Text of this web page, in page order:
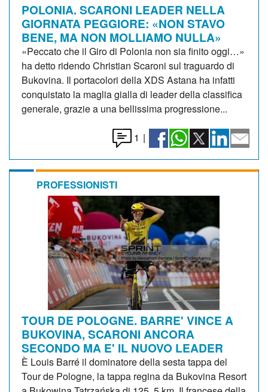
POLONIA. SCARONI LEADER NELLA
GIORNATA PEGGIORE: «NON STAVO
BENE, MA NON MOLLIAMO NULLA»
«Peccato che il Giro di Polonia non sia finito oggi…»
ha detto ridendo Christian Scaroni sul traguardo di
Bukovina. Il portacolori della XDS Astana ha infatti
conquistato la maglia gialla di leader della classifica
generale, grazie a una bellissima progressione...
1 |
PROFESSIONISTI
TOUR DE POLOGNE. BARRE' VINCE A
BUKOVINA, SCARONI ANCORA
SECONDO MA E' IL NUOVO LEADER
È Louis Barré il dominatore della sesta tappa del
Tour de Pologne, la tappa regina da Bukovina Resort